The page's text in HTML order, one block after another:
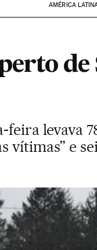
AMÉRICA
de
levava
vítimas” e